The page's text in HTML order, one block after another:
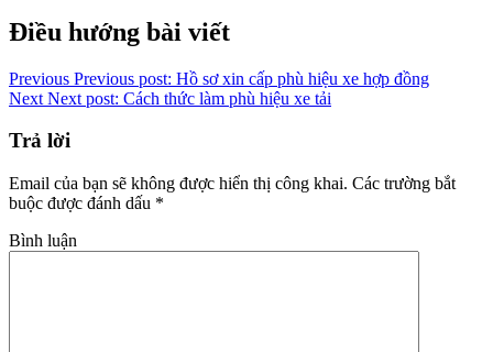
Điều hướng bài viết
Previous Previous post: Hồ sơ xin cấp phù hiệu xe hợp đồng
Next Next post: Cách thức làm phù hiệu xe tải
Trả lời
Email của bạn sẽ không được hiển thị công khai. Các trường bắt
buộc được đánh dấu *
Bình luận